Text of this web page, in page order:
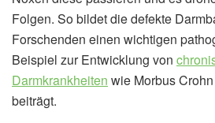
Folgen. So bildet die defekte
Forschenden einen wichtigen
Beispiel zur Entwicklung von
Darmkrankheiten wie Morbus
beiträgt.